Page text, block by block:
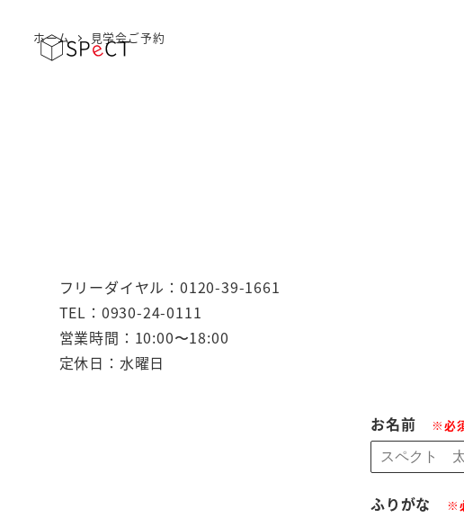
ホーム 見学会ご予約
フリーダイヤル：0120-39-1661
TEL：0930-24-0111
営業時間：10:00〜18:00
定休日：水曜日
お名前 ※必
ふりがな ※